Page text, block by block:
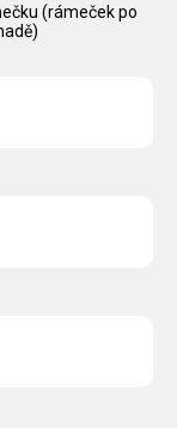
(rámeček po